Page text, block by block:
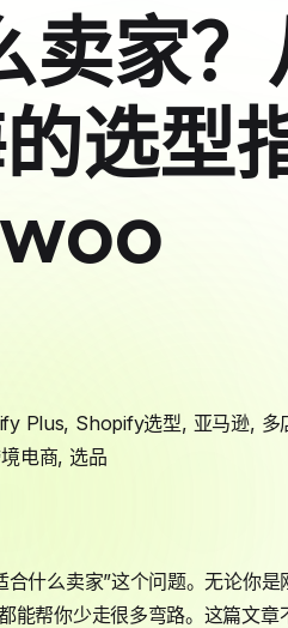
家？
选型
Plus, Shopify选型, 亚马逊, 多
电商,选品
合什么卖家”这个问题。无论你
帮你少走很多弯路。这篇文章